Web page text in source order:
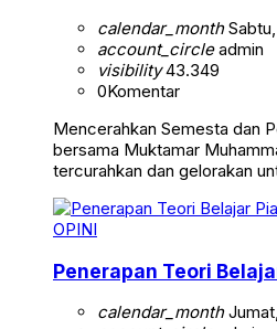
calendar_monthSabtu,
account_circleadmin
visibility43.349
0Komentar
Mencerahkan Semesta dan
bersama Muktamar
tercurahkan dan gelorakan
OPINI
Penerapan Teori
calendar_month